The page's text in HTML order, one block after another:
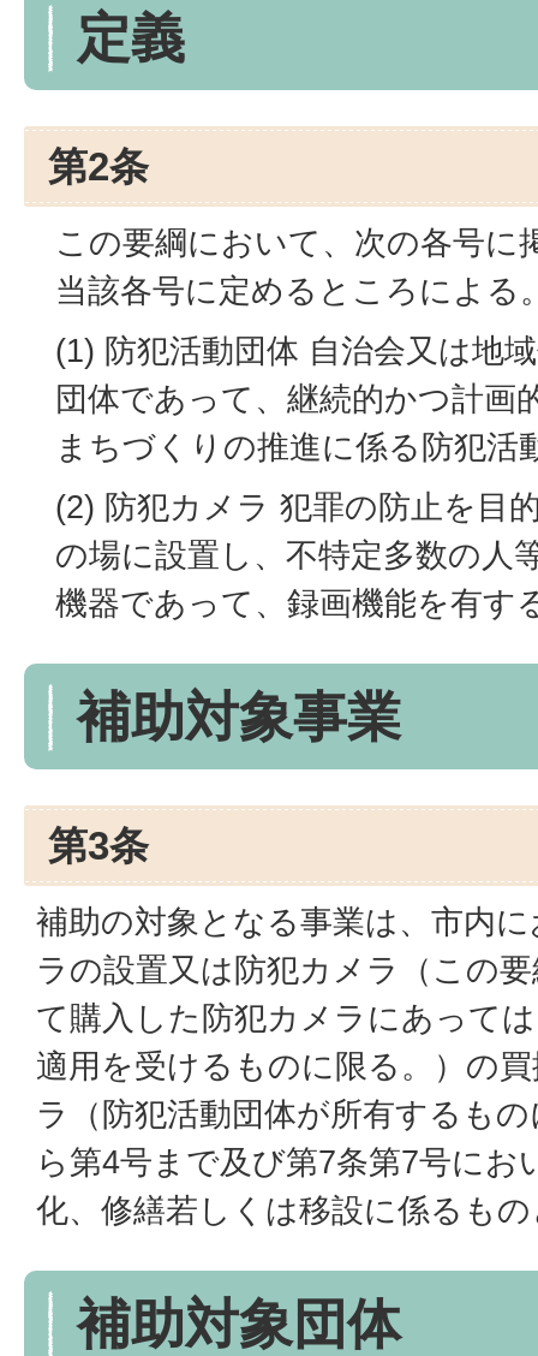
定義
第2条
この要綱において、次の各号に
当該各号に定めるところによる
(1) 防犯活動団体 自治会又は地
団体であって、継続的かつ計画
まちづくりの推進に係る防犯活
(2) 防犯カメラ 犯罪の防止を目
の場に設置し、不特定多数の人
機器であって、録画機能を有す
補助対象事業
第3条
補助の対象となる事業は、市内
ラの設置又は防犯カメラ（この
て購入した防犯カメラにあって
適用を受けるものに限る。）の
ラ（防犯活動団体が所有するも
ら第4号まで及び第7条第7号にお
化、修繕若しくは移設に係るも
補助対象団体